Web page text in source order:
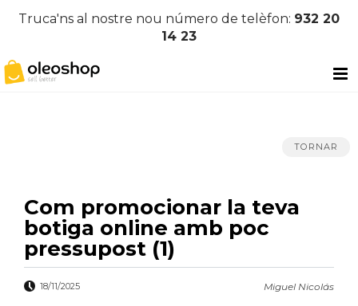
Truca'ns al nostre nou número de telèfon: 932 20
14 23
TORNAR
Com promocionar la teva
botiga online amb poc
pressupost (1)
Miguel Nicolás
18/11/2025